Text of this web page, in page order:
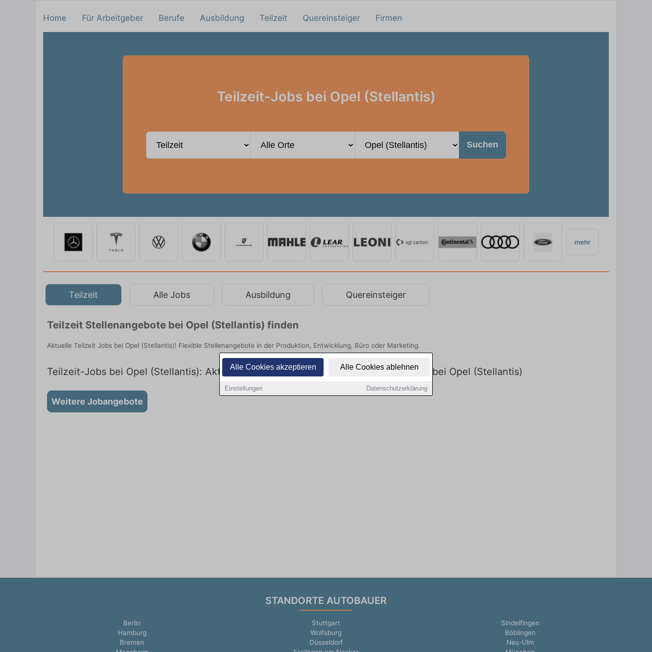
Alle Cookies akzeptieren Alle Cookies ablehnen
Einstellungen Datenschutzerklärung
Home Für Arbeitgeber Berufe Ausbildung Teilzeit Quereinsteiger Firmen
Teilzeit-Jobs bei Opel (Stellantis)
Suchen
mehr
Teilzeit Alle Jobs Ausbildung Quereinsteiger
Teilzeit Stellenangebote bei Opel (Stellantis) finden
Aktuelle Teilzeit Jobs bei Opel (Stellantis)! Flexible Stellenangebote in der Produktion, Entwicklung, Büro oder Marketing.
Teilzeit-Jobs bei Opel (Stellantis): Aktuell gibt es keine Stellenangebote für Teilzeit bei Opel (Stellantis)
Weitere Jobangebote
STANDORTE AUTOBAUER
Berlin Stuttgart
Sindelfingen
Hamburg
Wolfsburg
Böblingen
Bremen
Düsseldorf
Neu-Ulm